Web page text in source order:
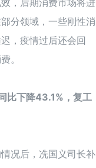
，后期消费市场将进
分领域，一些刚性消
，疫情过后还会回
。
比下降43.1%，复工
况后，冼国义司长补